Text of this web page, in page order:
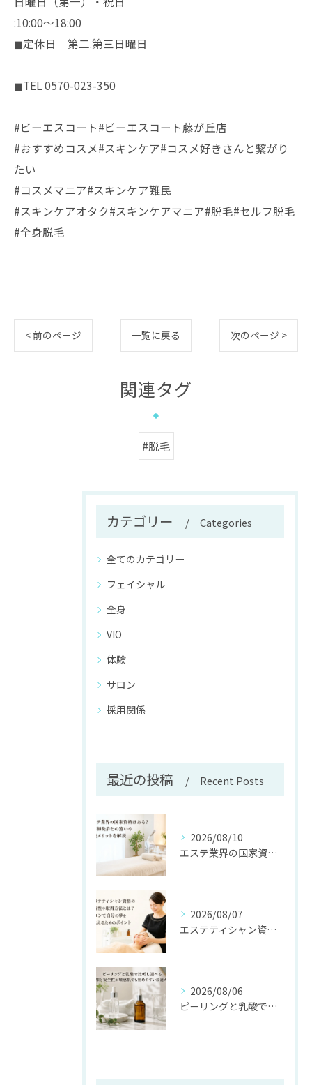
:10:00〜18:00
◼︎定休日 第二.第三日曜日
◼︎TEL 0570-023-350
#ビーエスコート#ビーエスコート藤が丘店
#おすすめコスメ#スキンケア#コスメ好きさんと繋がり
たい
#コスメマニア#スキンケア難民
#スキンケアオタク#スキンケアマニア#脱毛#セルフ脱毛
#全身脱毛
< 前のページ 一覧に戻る 次のページ >
関連タグ
#脱毛
カテゴリー Categories
全てのカテゴリー
フェイシャル
全身
VIO
体験
サロン
採用関係
最近の投稿 Recent Posts
2026/08/10
エステ業界の国家資格はある？美容師免許との違いや就職メリットを解説
2026/08/07
エステティシャン資格の必要性や取得方法とは？サロンで自分の夢をかなえるためのポイント
2026/08/06
ピーリングと乳酸で比較し選べる効果と安全性が敏感肌でも始めやすい最適ガイド